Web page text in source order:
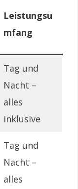
Leistungsu
mfang
Tag und
Nacht –
alles
inklusive
Tag und
Nacht –
alles